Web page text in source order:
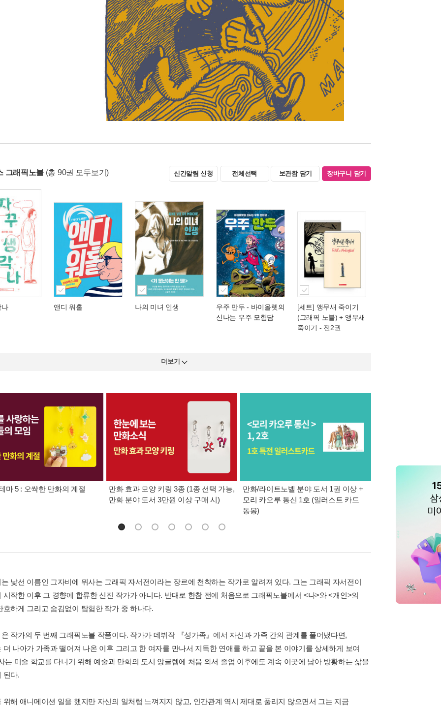
그래픽노블 (총 90권 모두보기) 신간알림 신청 전체선택 보관함 담기 장바구니 담기
나 앤디 워홀 나의 미녀 인생 우주 만두 - 바이올렛의
신나는 우주 모험담
[세트] 앵무새 죽이기
(그래픽 노블) + 앵무새
죽이기 - 전2권
더보기
마 5 : 오싹한 만화의 계절
만화 효과 모양 키링 3종 (1종 선택 가능,
만화 분야 도서 3만원 이상 구매 시)
만화/라이트노벨 분야 도서 1권 이상 +
모리 카오루 통신 1호 (일러스트 카드
동봉)
만사모 테마 2 : 완
낯선 이름인 그자비에 뮈사는 그래픽 자서전이라는 장르에 천착하는 작가로 알려져 있다. 그는 그래픽 자서전이
시작한 이후 그 경향에 합류한 신진 작가가 아니다. 반대로 한참 전에 처음으로 그래픽노블에서 <나>와 <개인>의
호하게 그리고 숨김없이 탐험한 작가 중 하나다.
작가의 두 번째 그래픽노블 작품이다. 작가가 데뷔작 『성가족』에서 자신과 가족 간의 관계를 풀어냈다면,
더 나아가 가족과 떨어져 나온 이후 그리고 한 여자를 만나서 지독한 연애를 하고 끝을 본 이야기를 상세하게 보여
는 미술 학교를 다니기 위해 예술과 만화의 도시 앙굴렘에 처음 와서 졸업 이후에도 계속 이곳에 남아 방황하는 삶을
된다.
위해 애니메이션 일을 했지만 자신의 일처럼 느껴지지 않고, 인간관계 역시 제대로 풀리지 않으면서 그는 지금